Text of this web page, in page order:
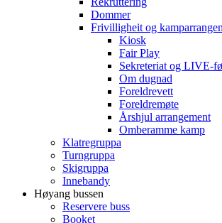
Dommer
Frivilligheit og
Kiosk
Fair Play
Sekreteriat og LIVE-
Om dugnad
Foreldrevett
Foreldremøte
Årshjul arrangement
Omberamme kamp
Klatregruppa
Turngruppa
Skigruppa
Innebandy
Høyang bussen
Reservere buss
Booket